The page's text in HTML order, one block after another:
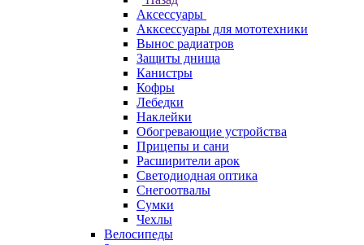
Аксессуары
Акксессуары для мототехники
Вынос радиатров
Защиты днища
Канистры
Кофры
Лебедки
Наклейки
Обогревающие устройства
Прицепы и сани
Расширители арок
Светодиодная оптика
Снегоотвалы
Сумки
Чехлы
Велосипеды